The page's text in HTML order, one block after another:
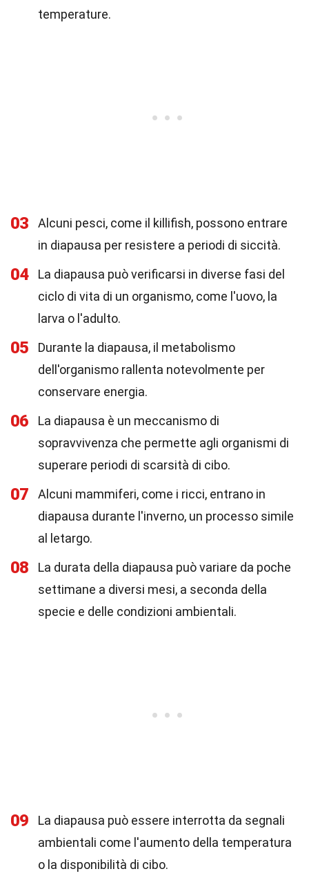
temperature.
03
Alcuni pesci, come il killifish, possono entrare
in diapausa per resistere a periodi di siccità.
04
La diapausa può verificarsi in diverse fasi del
ciclo di vita di un organismo, come l'uovo, la
larva o l'adulto.
05
Durante la diapausa, il metabolismo
dell'organismo rallenta notevolmente per
conservare energia.
06
La diapausa è un meccanismo di
sopravvivenza che permette agli organismi di
superare periodi di scarsità di cibo.
07
Alcuni mammiferi, come i ricci, entrano in
diapausa durante l'inverno, un processo simile
al letargo.
08
La durata della diapausa può variare da poche
settimane a diversi mesi, a seconda della
specie e delle condizioni ambientali.
09
La diapausa può essere interrotta da segnali
ambientali come l'aumento della temperatura
o la disponibilità di cibo.